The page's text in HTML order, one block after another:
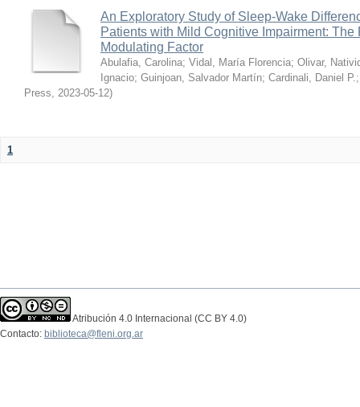
An Exploratory Study of Sleep-Wake
Patients with Mild Cognitive Impairment: The
Modulating Factor
Abulafia, Carolina; Vidal, María Florencia; Olivar,
Ignacio; Guinjoan, Salvador Martín; Cardinali, Daniel P.
Press, 2023-05-12)
1
Atribución 4.0 Internacional (CC BY 4.0)
Contacto: biblioteca@fleni.org.ar